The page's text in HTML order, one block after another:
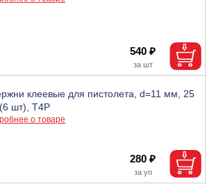
540 ₽
клеевые для пистолета, d=11 мм, 25
шт), T4P
о товаре
280 ₽